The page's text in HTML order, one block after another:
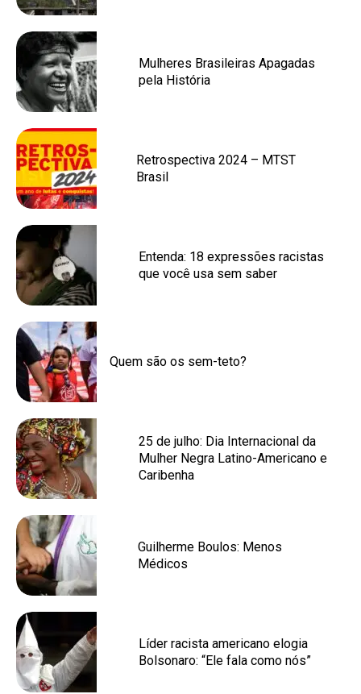
Mulheres Brasileiras Apagadas
pela História
Retrospectiva 2024 – MTST
Brasil
Entenda: 18 expressões racistas
que você usa sem saber
Quem são os sem-teto?
25 de julho: Dia Internacional da
Mulher Negra Latino-Americano e
Caribenha
Guilherme Boulos: Menos
Médicos
Líder racista americano elogia
Bolsonaro: “Ele fala como nós”